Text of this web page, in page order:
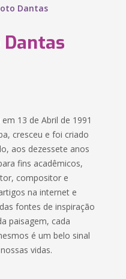
Dantas
Dantas
13 de Abril de 1991
cresceu e foi criado
aos dezessete anos
fins acadêmicos,
compositor e
na internet e
fontes de inspiração
paisagem, cada
é um belo sinal
vidas.